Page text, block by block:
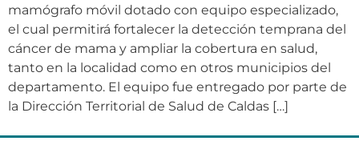
mamógrafo móvil dotado con equipo especializado,
el cual permitirá fortalecer la detección temprana del
cáncer de mama y ampliar la cobertura en salud,
tanto en la localidad como en otros municipios del
departamento. El equipo fue entregado por parte de
la Dirección Territorial de Salud de Caldas […]